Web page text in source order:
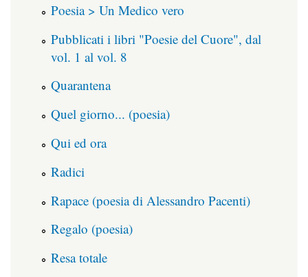
Poesia > Un Medico vero
Pubblicati i libri "Poesie del Cuore", dal
vol. 1 al vol. 8
Quarantena
Quel giorno... (poesia)
Qui ed ora
Radici
Rapace (poesia di Alessandro Pacenti)
Regalo (poesia)
Resa totale